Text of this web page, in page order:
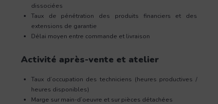
dissociées
Taux de pénétration des produits financiers et des
extensions de garantie
Délai moyen entre commande et livraison
Activité après-vente et atelier
Taux d’occupation des techniciens (heures productives /
heures disponibles)
Marge sur main-d’oeuvre et sur pièces détachées